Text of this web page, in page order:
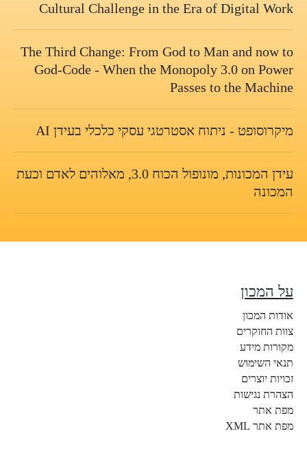
Cultural Challenge in the Era of Digital Work
The Third Change: From God to Man and now to
God-Code - When the Monopoly 3.0 on Power
Passes to the Machine
מיקרוסופט - ניתוח אסטרטגי עסקי כלכלי בעידן AI
עידן המכונות, מונופול הכוח 3.0, מאלוהים לאדם וכעת
המכונה
על המכון
אודות המכון
צוות החוקרים
מקורות מידע
תנאי השימוש
זכויות יוצרים
הצהרת נגישות
מפת אתר
מפת אתר XML